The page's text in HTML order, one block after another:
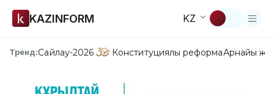
KAZINFORM KZ
Тренд:Сайлау-2026 Конституциялық реформаАрнайы